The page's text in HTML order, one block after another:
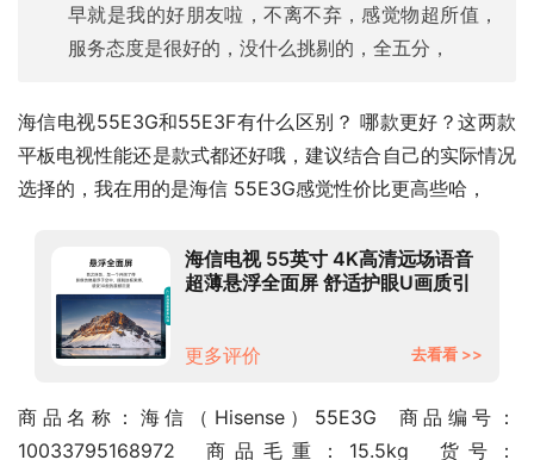
早就是我的好朋友啦，不离不弃，感觉物超所值，
服务态度是很好的，没什么挑剔的，全五分，
海信电视55E3G和55E3F有什么区别？ 哪款更好？这两款
平板电视性能还是款式都还好哦，建议结合自己的实际情况
选择的，我在用的是海信 55E3G感觉性价比更高些哈，
海信电视 55英寸 4K高清远场语音
超薄悬浮全面屏 舒适护眼U画质引
更多评价 去看看 >>
商品名称：海信（Hisense）55E3G  商品编号：
10033795168972  商品毛重：15.5kg  货号：